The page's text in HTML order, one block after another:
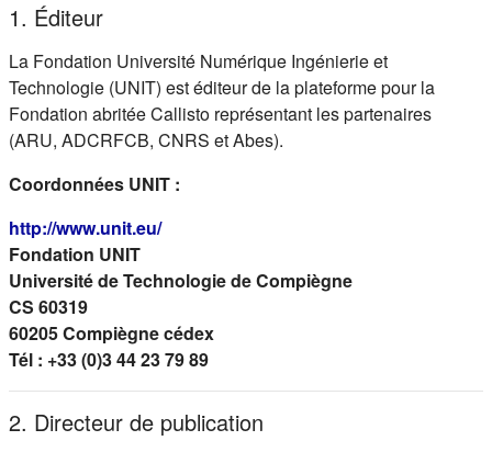
1. Éditeur
La Fondation Université Numérique Ingénierie et
Technologie (UNIT) est éditeur de la plateforme pour la
Fondation abritée Callisto représentant les partenaires
(ARU, ADCRFCB, CNRS et Abes).
Coordonnées UNIT :
http://www.unit.eu/(s'ouvre dans un nouvel onglet)
Fondation UNIT
Université de Technologie de Compiègne
CS 60319
60205 Compiègne cédex
Tél : +33 (0)3 44 23 79 89
2. Directeur de publication